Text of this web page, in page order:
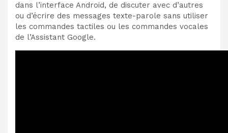
dans l’interface Android, de discuter avec d’autres
ou d’écrire des messages texte-parole sans utiliser
les commandes tactiles ou les commandes vocales
de l’Assistant Google.